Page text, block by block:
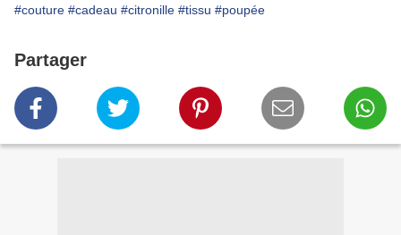
#couture #cadeau #citronille #tissu #poupée
Partager